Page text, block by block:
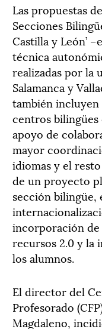
Las propuestas
Secciones
Castilla y León’
técnica
realizadas por la
Salamanca y
también incluyen
centros
apoyo de
mayor
idiomas y el
de un proyecto
sección bilingüe,
incorporación
recursos 2.0 y la
los alumnos.
El director del
Profesorado
Magdaleno,